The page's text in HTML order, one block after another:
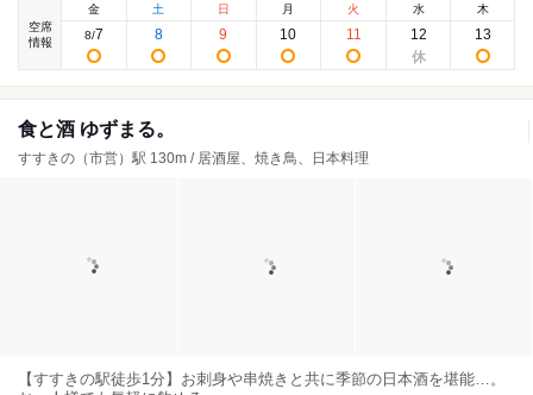
空席
情報
金
8/7
土
8
日
9
月
10
火
11
水
12
木
13
食と酒 ゆずまる。
すすきの（市営）駅 130m / 居酒屋、焼き鳥、日本料理
【すすきの駅徒歩1分】お刺身や串焼きと共に季節の日本酒を堪能…。